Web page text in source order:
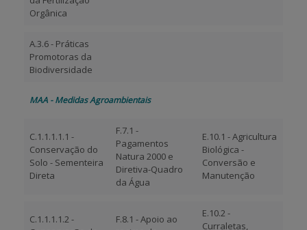
Orgânica
A.3.6 - Práticas
Promotoras da
Biodiversidade
MAA - Medidas Agroambientais
C.1.1.1.1.1 -
Conservação do
Solo - Sementeira
Direta
F.7.1 -
Pagamentos
Natura 2000 e
Diretiva-Quadro
da Água
E.10.1 - Agricultura
Biológica -
Conversão e
Manutenção
C.1.1.1.1.2 -
F.8.1 - Apoio ao
E.10.2 -
Curraletas,